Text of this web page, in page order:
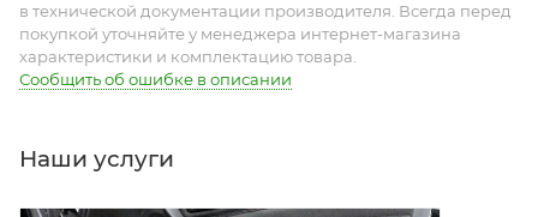
в технической документации производителя. Всегда перед
покупкой уточняйте у менеджера интернет-магазина
характеристики и комплектацию товара.
Сообщить об ошибке в описании
Наши услуги